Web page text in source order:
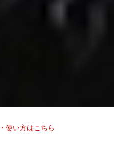
使い方はこちら